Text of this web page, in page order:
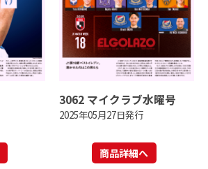
3062 マイクラブ水曜号
2025年05月27日発行
商品詳細へ